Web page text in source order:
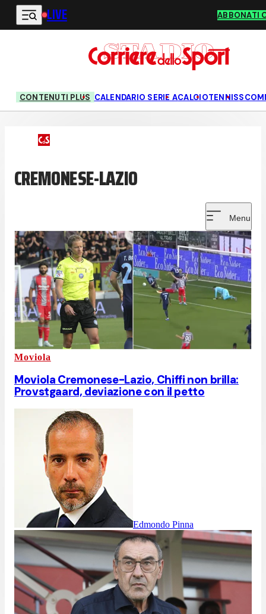
Vai al contenuto principale
LIVE ABBONATI
CONTENUTI PLUS CALENDARIO SERIE ACALCIOTENNIS
CREMONESE-LAZIO
Menu
Moviola
Moviola Cremonese-Lazio, Chiffi non brilla:
Provstgaard, deviazione con il petto
Edmondo Pinna